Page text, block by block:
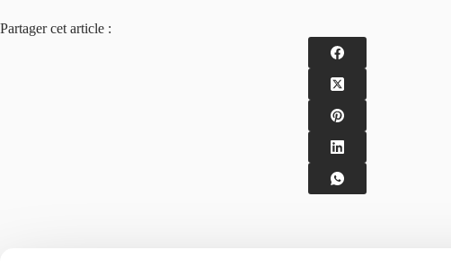
Partager cet article :